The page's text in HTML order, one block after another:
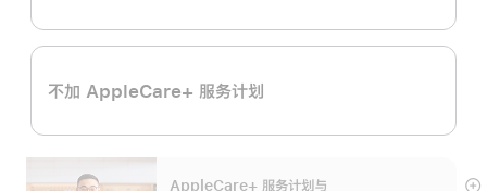
不加 AppleCare+ 服务计划
AppleCare+ 服务计划 与